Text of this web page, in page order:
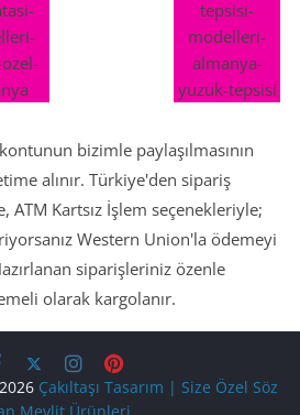
bizimle paylaşılmasının
alınır. Türkiye'den sipariş
ATM Kartsız İşlem seçenekleriyle;
Western Union'la ödemeyi
siparişleriniz özenle
olarak kargolanır.
Çakıltaşı Tasarım | Size Özel Söz